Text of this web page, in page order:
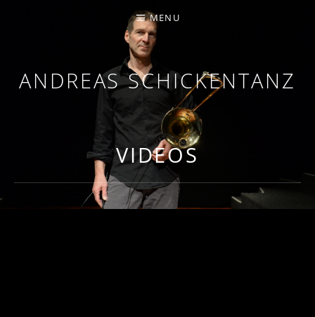
ANDREAS SCHICKENTANZ
TROMBONE, COMPOSITION
MENU
VIDEOS